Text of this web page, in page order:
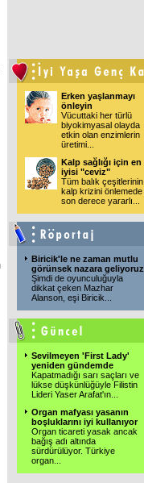
Erken yaşlanmayı
önleyin
Vücuttaki her türlü
biyokimyasal olayda
etkin olan enzimlerin
üretimi
Kalp sağlığı için en
iyisi "ceviz"
Tüm balık çeşitlerinin
kalp krizini önlemede
son derece yararlı
Biricik'le ne zaman mutlu
görünsek nazara geliyoruz
Şimdi de oyunculuğuyla
dikkat çeken Mazhar
Alanson, eşi Biricik
Sevilmeyen 'First Lady'
yeniden gündemde
Kapatmadığı sarı saçları ve
lükse düşkünlüğüyle Filistin
Lideri Yaser Arafat'ın
Organ mafyası yasanın
boşluklarını iyi kullanıyor
Organ ticareti yasak ancak
bağış adı altında
sürdürülüyor. Türkiye
organ